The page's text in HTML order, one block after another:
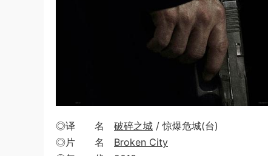
◎译 名 破碎之城 / 惊爆危城(台)
◎片 名 Broken City